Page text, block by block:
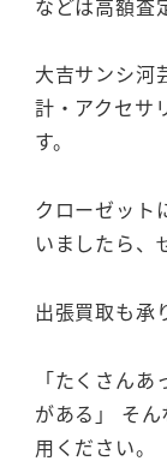
大吉サンシ河
計・アクセサ
す。
クローゼット
いましたら、
出張買取も承
「たくさん
がある」 そ
用ください。